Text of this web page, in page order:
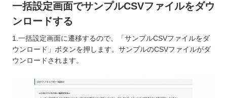
一括設定画面でサンプルCSVファイルをダウ
ンロードする
1.一括設定画面に遷移するので、「サンプルCSVファイルをダ
ウンロード」ボタンを押します。サンプルのCSVファイルがダ
ウンロードされます。